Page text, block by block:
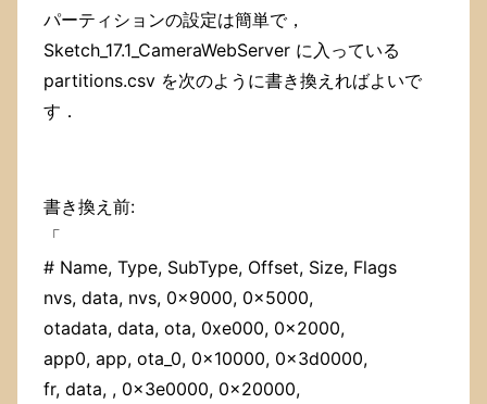
パーティションの設定は簡単で，
Sketch_17.1_CameraWebServer に入っている
partitions.csv を次のように書き換えればよいで
す．
書き換え前:
「
# Name, Type, SubType, Offset, Size, Flags
nvs, data, nvs, 0x9000, 0x5000,
otadata, data, ota, 0xe000, 0x2000,
app0, app, ota_0, 0x10000, 0x3d0000,
fr, data, , 0x3e0000, 0x20000,